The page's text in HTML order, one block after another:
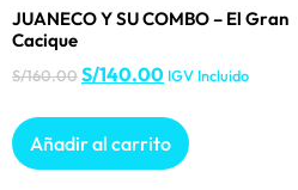
JUANECO Y SU COMBO – El Gran
Cacique
S/160.00S/140.00 IGV Incluido
Añadir al carrito